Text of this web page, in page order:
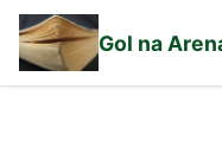
Gol na